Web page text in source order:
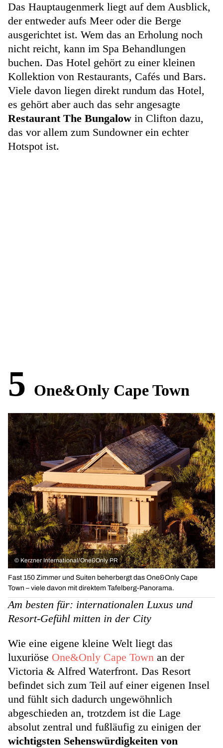
Das Hauptaugenmerk liegt auf dem Ausblick,
der entweder aufs Meer oder die Berge
ausgerichtet ist. Wem das an Erholung noch
nicht reicht, kann im Spa Behandlungen
buchen. Das Hotel gehört zu einer kleinen
Kollektion von Restaurants, Cafés und Bars.
Viele davon liegen direkt rundum das Hotel,
es gehört aber auch das sehr angesagte
Restaurant The Bungalow in Clifton dazu,
das vor allem zum Sundowner ein echter
Hotspot ist.
5 One&Only Cape Town
© Kerzner International/One&Only PR
Fast 150 Zimmer und Suiten beherbergt das One&Only Cape
Town – viele davon mit direktem Tafelberg-Panorama.
Am besten für: internationalen Luxus und
Resort-Gefühl mitten in der City
Wie eine eigene kleine Welt liegt das
luxuriöse One&Only Cape Town an der
Victoria & Alfred Waterfront. Das Resort
befindet sich zum Teil auf einer eigenen Insel
und fühlt sich dadurch ungewöhnlich
abgeschieden an, trotzdem ist die Lage
absolut zentral und fußläufig zu einigen der
wichtigsten Sehenswürdigkeiten von